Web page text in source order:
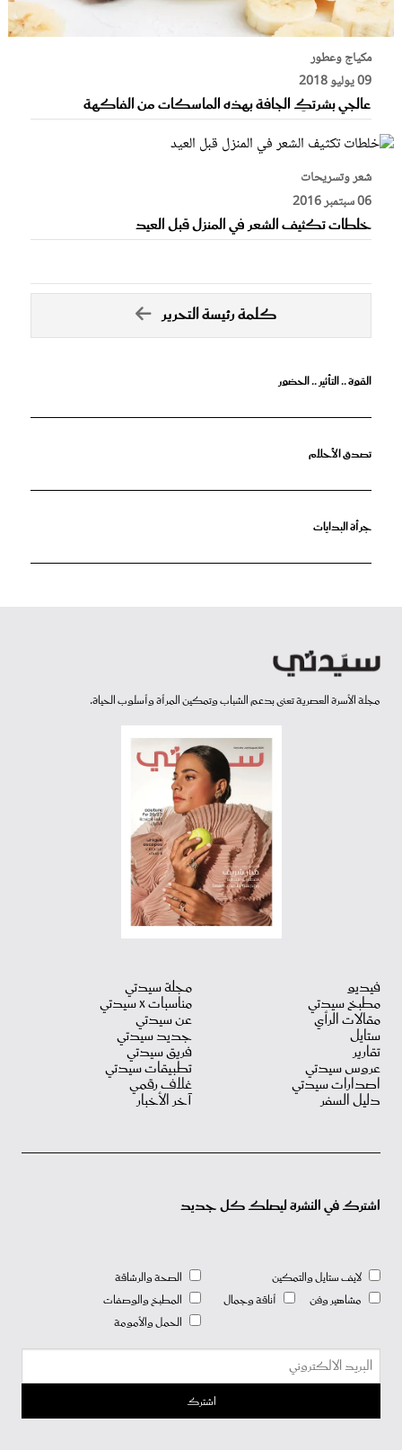
مكياج وعطور
09 يوليو 2018
عالجي بشرتكِ الجافة بهذه الماسكات من الفاكهة
شعر وتسريحات
06 سبتمبر 2016
خلطات تكثيف الشعر في المنزل قبل العيد
كلمة رئيسة التحرير
القوة .. التأثير .. الحضور
تصدق الأحلام
جرأة البدايات
مجلة الأسرة العصرية تعنى بدعم الشباب وتمكين المرأة وأسلوب الحياة.
فيديو
مطبخ سيدتي
مقالات الرأي
ستايل
تقارير
عروس سيدتي
اصدارات سيدتي
دليل السفر
مجلة سيدتي
مناسبات X سيدتي
عن سيدتي
جديد سيدتي
فريق سيدتي
تطبيقات سيدتي
غلاف رقمي
آخر الأخبار
اشترك في النشرة ليصلك كل جديد
لايف ستايل والتمكين
مشاهير وفن
أناقة وجمال
الصحة والرشاقة
المطبخ والوصفات
الحمل والأمومة